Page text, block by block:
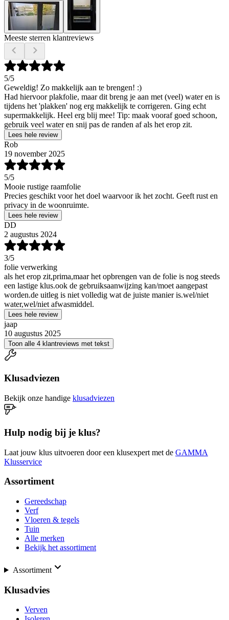
Meeste sterren klantreviews
5/5
Geweldig! Zo makkelijk aan te brengen! :)
Had hiervoor plakfolie, maar dit breng je aan met (veel) water en is
tijdens het 'plakken' nog erg makkelijk te corrigeren. Ging echt
supermakkelijk. Heel erg blij mee! Tip: maak vooraf goed schoon,
gebruik veel water en snij pas de randen af als het erop zit.
Lees hele review
Rob
19 november 2025
5/5
Mooie rustige raamfolie
Precies geschikt voor het doel waarvoor ik het zocht. Geeft rust en
privacy in de woonruimte.
Lees hele review
DD
2 augustus 2024
3/5
folie verwerking
als het erop zit,prima,maar het opbrengen van de folie is nog steeds
een lastige klus.ook de gebruiksaanwijzing kan/moet aangepast
worden.de uitleg is niet volledig wat de juiste manier is.wel/niet
water,wel/niet afwasmiddel.
Lees hele review
jaap
10 augustus 2025
Toon alle 4 klantreviews met tekst
Klusadviezen
Bekijk onze handige klusadviezen
Hulp nodig bij je klus?
Laat jouw klus uitvoeren door een klusexpert met de GAMMA
Klusservice
Assortiment
Gereedschap
Verf
Vloeren & tegels
Tuin
Alle merken
Bekijk het assortiment
Assortiment
Klusadvies
Verven